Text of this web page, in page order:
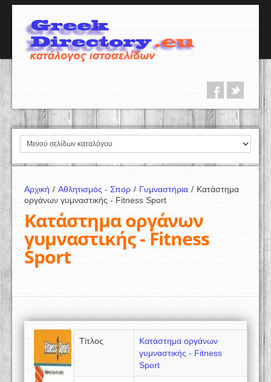
Αρχική / Αθλητισμός - Σπορ / Γυμναστήρια / Κατάστημα
οργάνων γυμναστικής - Fitness Sport
Κατάστημα οργάνων
γυμναστικής - Fitness
Sport
Τίτλος
Κατάστημα οργάνων
γυμναστικής - Fitness
Sport